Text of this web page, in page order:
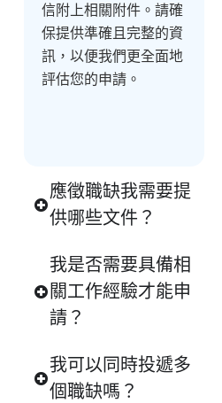
信附上相關附件。請確
保提供準確且完整的資
訊，以便我們更全面地
評估您的申請。
應徵職缺我需要提
供哪些文件？
我是否需要具備相
關工作經驗才能申
請？
我可以同時投遞多
個職缺嗎？